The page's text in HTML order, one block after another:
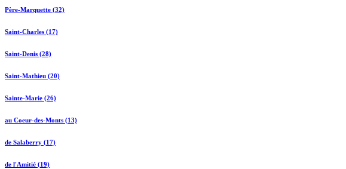
Père-Marquette (32)
Saint-Charles (17)
Saint-Denis (28)
Saint-Mathieu (20)
Sainte-Marie (26)
au Coeur-des-Monts (13)
de Salaberry (17)
de l'Amitié (19)